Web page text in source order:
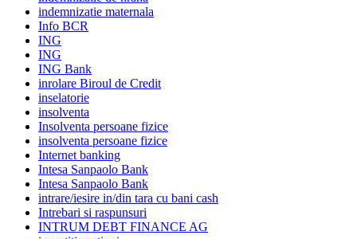
indemnizatie maternala
Info BCR
ING
ING
ING Bank
inrolare Biroul de Credit
inselatorie
insolventa
Insolventa persoane fizice
insolventa persoane fizice
Internet banking
Intesa Sanpaolo Bank
Intesa Sanpaolo Bank
intrare/iesire in/din tara cu bani cash
Intrebari si raspunsuri
INTRUM DEBT FINANCE AG